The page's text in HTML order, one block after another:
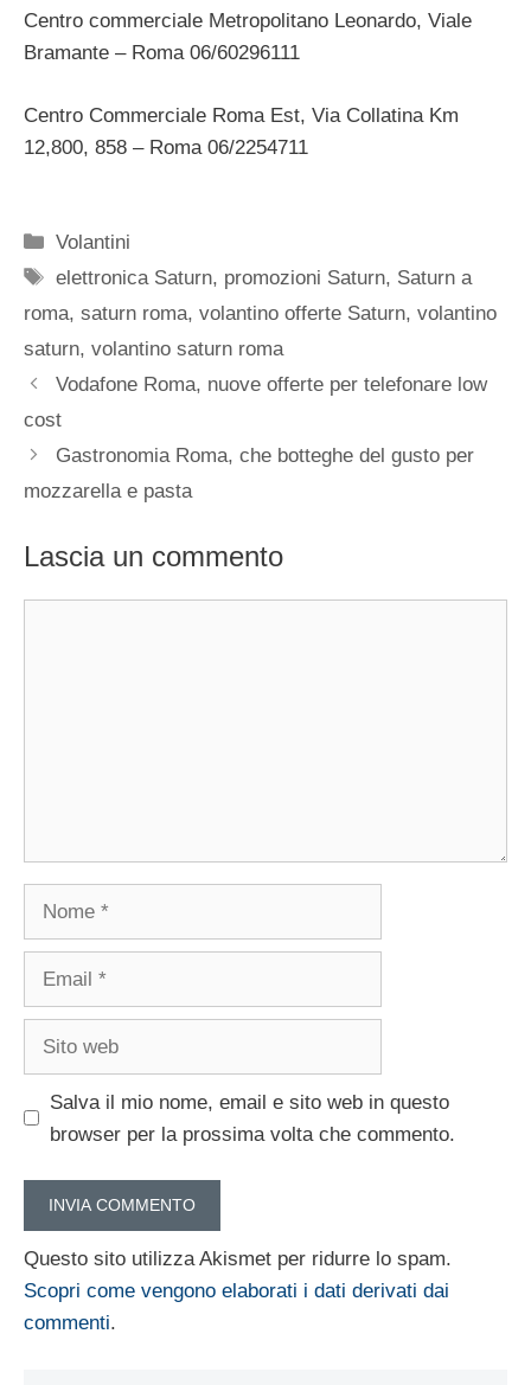
Centro commerciale Metropolitano Leonardo, Viale
Bramante – Roma 06/60296111
Centro Commerciale Roma Est, Via Collatina Km
12,800, 858 – Roma 06/2254711
Categorie
Volantini
Tag
elettronica Saturn, promozioni Saturn, Saturn a
roma, saturn roma, volantino offerte Saturn, volantino
saturn, volantino saturn roma
Vodafone Roma, nuove offerte per telefonare low
cost
Gastronomia Roma, che botteghe del gusto per
mozzarella e pasta
Lascia un commento
Salva il mio nome, email e sito web in questo
browser per la prossima volta che commento.
Questo sito utilizza Akismet per ridurre lo spam.
Scopri come vengono elaborati i dati derivati dai
commenti.